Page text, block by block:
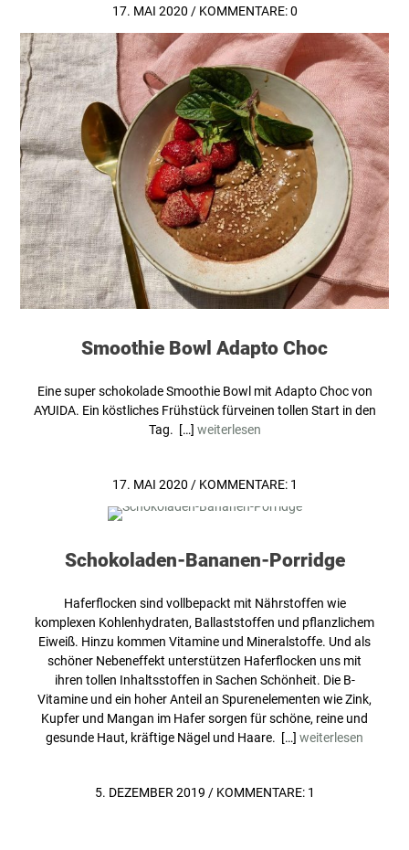
17. MAI 2020 /KOMMENTARE: 0
Smoothie Bowl Adapto Choc
Eine super schokolade Smoothie Bowl mit Adapto Choc von
AYUIDA. Ein köstliches Frühstück fürveinen tollen Start in den
Tag. […] weiterlesen
17. MAI 2020 /KOMMENTARE: 1
Schokoladen-Bananen-Porridge
Haferflocken sind vollbepackt mit Nährstoffen wie
komplexen Kohlenhydraten, Ballaststoffen und pflanzlichem
Eiweiß. Hinzu kommen Vitamine und Mineralstoffe. Und als
schöner Nebeneffekt unterstützen Haferflocken uns mit
ihren tollen Inhaltsstoffen in Sachen Schönheit. Die B-
Vitamine und ein hoher Anteil an Spurenelementen wie Zink,
Kupfer und Mangan im Hafer sorgen für schöne, reine und
gesunde Haut, kräftige Nägel und Haare. […] weiterlesen
5. DEZEMBER 2019 /KOMMENTARE: 1